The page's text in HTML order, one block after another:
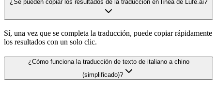
¿Se pueden copiar los resultados de la traducción en línea de Lufe.ai?
Sí, una vez que se completa la traducción, puede copiar rápidamente
los resultados con un solo clic.
¿Cómo funciona la traducción de texto de italiano a chino
(simplificado)?